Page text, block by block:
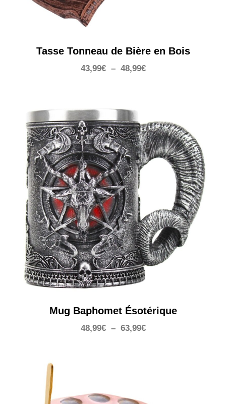
Tasse Tonneau de Bière en Bois
43,99€ – 48,99€Plage
48,99€
Mug Baphomet Ésotérique
48,99€ – 63,99€Plage